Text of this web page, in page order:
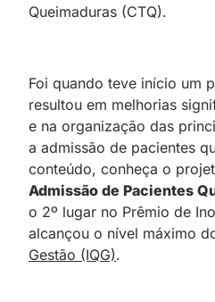
Queimaduras (CTQ).
Foi quando teve início um
resultou em melhorias
e na organização das
a admissão de pacientes
conteúdo, conheça o
Admissão de Pacientes
o 2º lugar no Prêmio de
alcançou o nível máximo
Gestão (IQG).